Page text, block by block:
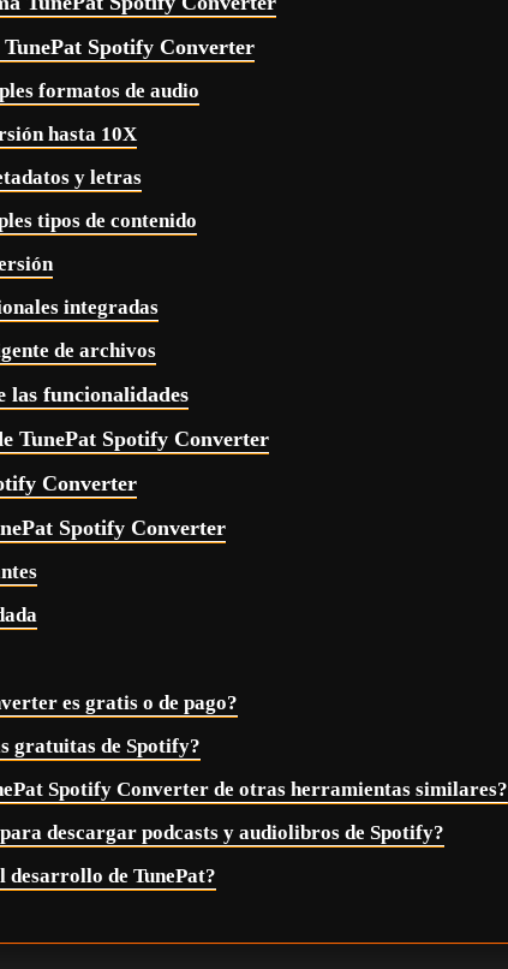
Spotify Converter
formatos de audio
hasta 10X
y letras
tipos de contenido
integradas
de archivos
las funcionalidades
TunePat Spotify Converter
Converter
Spotify Converter
es gratis o de pago?
gratuitas de Spotify?
Spotify Converter de otras herramientas similares?
descargar podcasts y audiolibros de Spotify?
desarrollo de TunePat?